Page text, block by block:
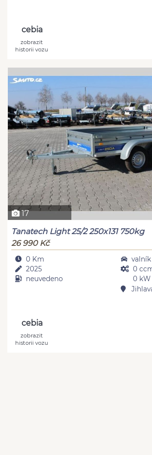
cebia
zobrazit
historii vozu
17
Tanatech Light 25/2 250x131 750kg
26 990 Kč
0 Km
2025
neuvedeno
valník
0
0 kW
cebia
zobrazit
historii vozu